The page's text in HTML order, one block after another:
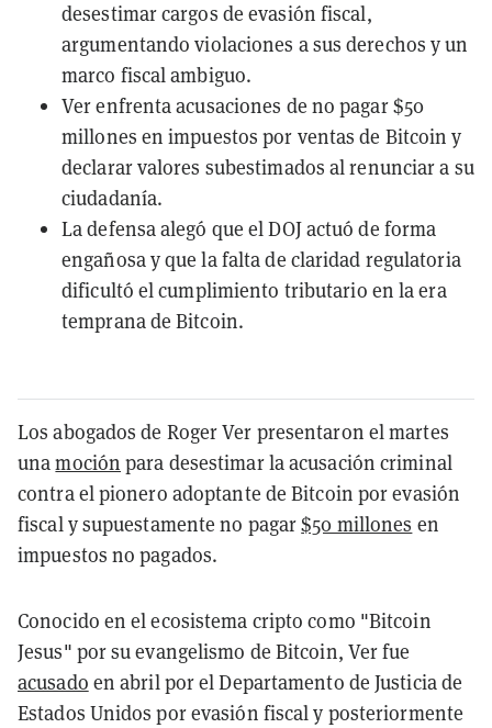
desestimar cargos de evasión fiscal,
argumentando violaciones a sus derechos y un
marco fiscal ambiguo.
Ver enfrenta acusaciones de no pagar $50
millones en impuestos por ventas de Bitcoin y
declarar valores subestimados al renunciar a su
ciudadanía.
La defensa alegó que el DOJ actuó de forma
engañosa y que la falta de claridad regulatoria
dificultó el cumplimiento tributario en la era
temprana de Bitcoin.
Los abogados de Roger Ver presentaron el martes
unamoción para desestimar la acusación criminal
contra el pionero adoptante de Bitcoin por evasión
fiscal y supuestamente no pagar$50 millones en
impuestos no pagados.
Conocido en el ecosistema cripto como "Bitcoin
Jesus" por su evangelismo de Bitcoin, Ver fue
acusado en abril por el Departamento de Justicia de
Estados Unidos por evasión fiscal y posteriormente